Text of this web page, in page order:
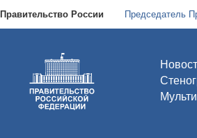
Правительство России Председатель